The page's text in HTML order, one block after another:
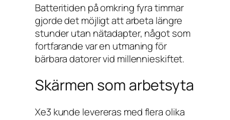
Batteritiden på omkring fyra timmar
gjorde det möjligt att arbeta längre
stunder utan nätadapter, något som
fortfarande var en utmaning för
bärbara datorer vid millennieskiftet.
Skärmen som arbetsyta
Xe3 kunde levereras med flera olika